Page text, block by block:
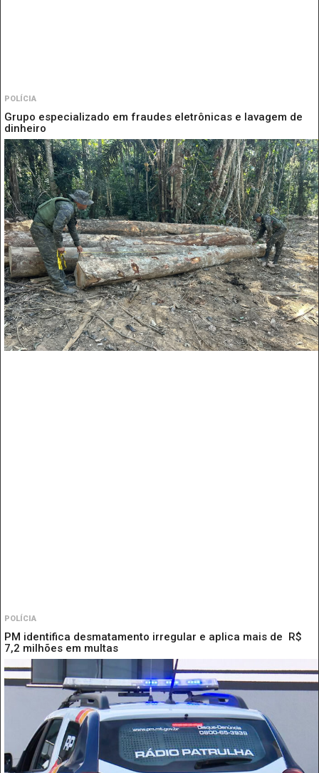
POLÍCIA
Grupo especializado em fraudes eletrônicas e lavagem de
dinheiro
POLÍCIA
PM identifica desmatamento irregular e aplica mais de R$
7,2 milhões em multas